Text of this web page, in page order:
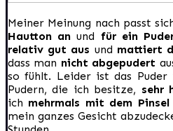
Meiner Meinung nach passt
Hautton anund für ein
relativ gut aus und mattiert
dass man nicht abgepudert
so fühlt. Leider ist das Puder
Pudern, die ich besitze, sehr
ich mehrmals mit dem Pinsel
mein ganzes Gesicht